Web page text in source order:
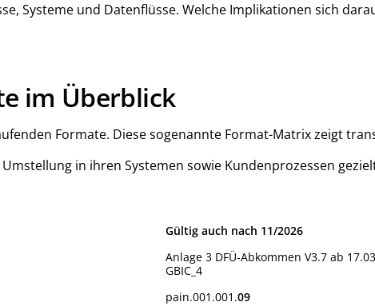
Systeme und Datenflüsse. Welche Implikationen sich
im Überblick
Formate. Diese sogenannte Format-Matrix zeigt
in ihren Systemen sowie Kundenprozessen
Gültig auch nach 11/2026
Anlage 3 DFÜ-Abkommen V3.7 ab
GBIC_4
pain.001.001.09